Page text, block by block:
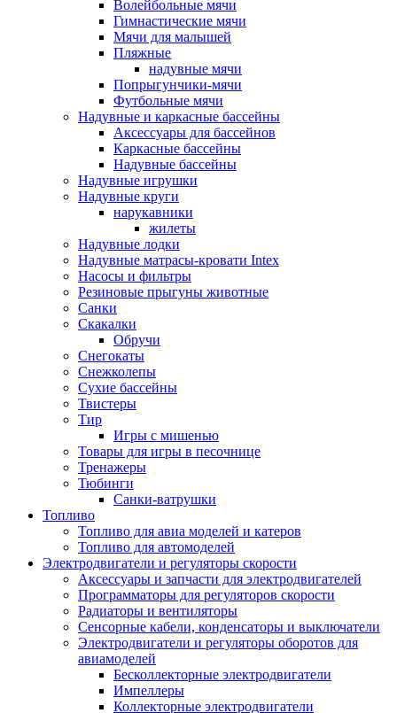
Волейбольные мячи
Гимнастические мячи
Мячи для малышей
Пляжные
надувные мячи
Попрыгунчики-мячи
Футбольные мячи
Надувные и каркасные бассейны
Аксессуары для бассейнов
Каркасные бассейны
Надувные бассейны
Надувные игрушки
Надувные круги
нарукавники
жилеты
Надувные лодки
Надувные матрасы-кровати Intex
Насосы и фильтры
Резиновые прыгуны животные
Санки
Скакалки
Обручи
Снегокаты
Снежколепы
Сухие бассейны
Твистеры
Тир
Игры с мишенью
Товары для игры в песочнице
Тренажеры
Тюбинги
Санки-ватрушки
Топливо
Топливо для авиа моделей и катеров
Топливо для автомоделей
Электродвигатели и регуляторы скорости
Аксессуары и запчасти для электродвигателей
Программаторы для регуляторов скорости
Радиаторы и вентиляторы
Сенсорные кабели, конденсаторы и выключатели
Электродвигатели и регуляторы оборотов для
авиамоделей
Бесколлекторные электродвигатели
Импеллеры
Коллекторные электродвигатели